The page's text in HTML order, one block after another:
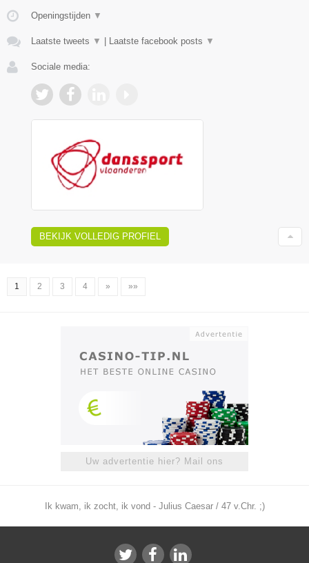
Openingstijden ▼
Laatste tweets ▼ Laatste facebook posts ▼
Sociale media:
BEKIJK VOLLEDIG PROFIEL
1 2 3 4 » »»
Uw advertentie hier? Mail ons
Ik kwam, ik zocht, ik vond - Julius Caesar / 47 v.Chr. ;)